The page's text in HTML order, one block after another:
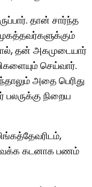
தான் சார்ந்த
தன் அகமுடையார்
செய்வார்.
அதை பெரிது
நிறைய
கடனாக பணம்